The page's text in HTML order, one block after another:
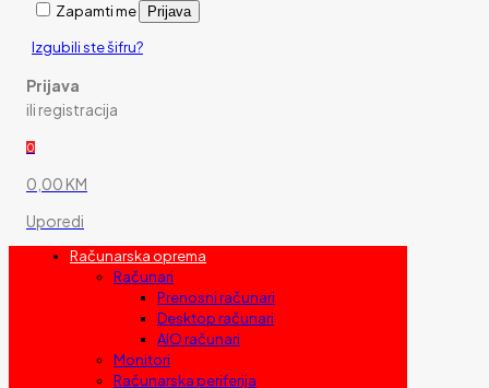
Zapamti me Prijava
Izgubili ste šifru?
Prijava
ili registracija
0
0,00 KM
Uporedi
Računarska oprema
Računari
Prenosni računari
Desktop računari
AIO računari
Monitori
Računarska periferija